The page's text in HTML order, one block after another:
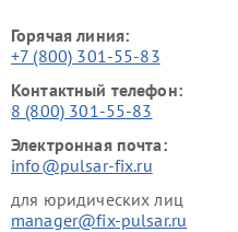
Горячая линия:
+7 (800) 301-55-83
Контактный телефон:
8 (800) 301-55-83
Электронная почта:
info@pulsar-fix.ru
для юридических лиц
manager@fix-pulsar.ru